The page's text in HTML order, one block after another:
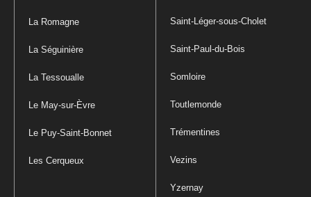
La Romagne
La Séguinière
La Tessoualle
Le May-sur-Èvre
Le Puy-Saint-Bonnet
Les Cerqueux
Saint-Léger-sous-Cholet
Saint-Paul-du-Bois
Somloire
Toutlemonde
Trémentines
Vezins
Yzernay